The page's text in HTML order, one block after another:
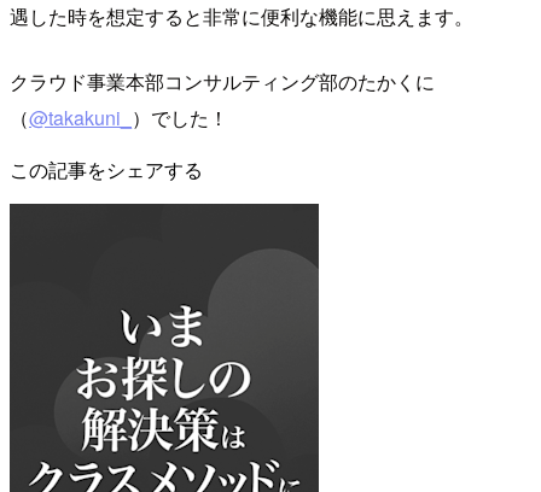
遇した時を想定すると非常に便利な機能に思えます。
クラウド事業本部コンサルティング部のたかくに
（@takakuni_ ）でした！
この記事をシェアする